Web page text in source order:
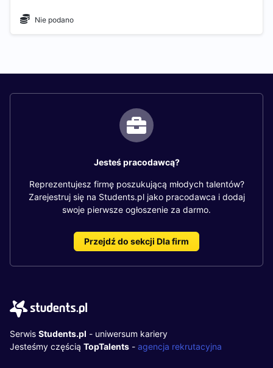
Nie podano
Jesteś pracodawcą?
Reprezentujesz firmę poszukującą młodych talentów?
Zarejestruj się na Students.pl jako pracodawca i dodaj
swoje pierwsze ogłoszenie za darmo.
Przejdź do sekcji Dla firm
Serwis Students.pl - uniwersum kariery
Jesteśmy częścią TopTalents - agencja rekrutacyjna